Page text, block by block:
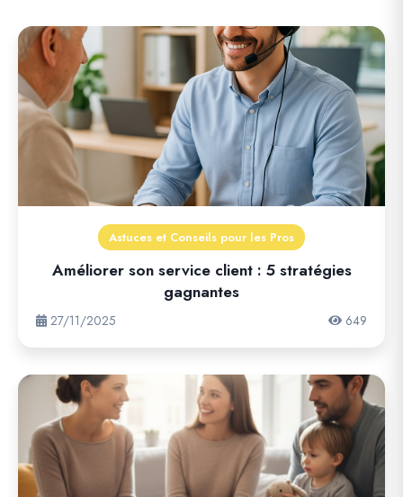
Astuces et Conseils pour les Pros
Améliorer son service client : 5 stratégies
gagnantes
27/11/2025 649